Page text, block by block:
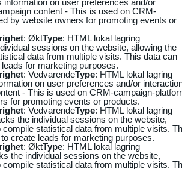
content - This is used on CRM-
by website owners for promoting events or
: ØktType: HTML lokal lagring
sessions on the website, allowing the
data from multiple visits. This data can
for marketing purposes.
: VedvarendeType: HTML lokal lagring
on user preferences and/or
- This is used on CRM-campaign-
for promoting events or products.
: VedvarendeType: HTML lokal lagring
the individual sessions on the website,
compile statistical data from multiple visits.
create leads for marketing purposes.
: ØktType: HTML lokal lagring
the individual sessions on the website,
compile statistical data from multiple visits.